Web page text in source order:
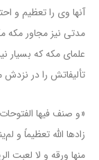
آنها وی را تعظیم و
مدتی نیز مجاور
علمای مکه که
تألیفاتش را در
«و صنف فیها
زادها الله تعظیماً و
منها ورقه و لا لعبت